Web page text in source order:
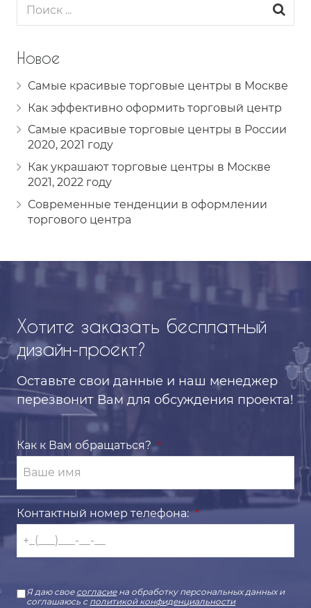
Новое
Самые красивые торговые центры в Москве
Как эффективно оформить торговый центр
Самые красивые торговые центры в России
2020, 2021 году
Как украшают торговые центры в Москве
2021, 2022 году
Современные тенденции в оформлении
торгового центра
Хотите заказать бесплатный
дизайн-проект?
Оставьте свои данные и наш менеджер
перезвонит Вам для обсуждения проекта!
Как к Вам обращаться? *
Контактный номер телефона: *
Я даю свое согласиена обработку персональных данных и
соглашаюсь с политикой конфиденциальности